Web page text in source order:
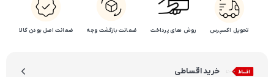
تحویل اکسپرس روش های پرداخت ضمانت بازگشت وجه ضمانت اصل بودن کالا
خرید اقساطی